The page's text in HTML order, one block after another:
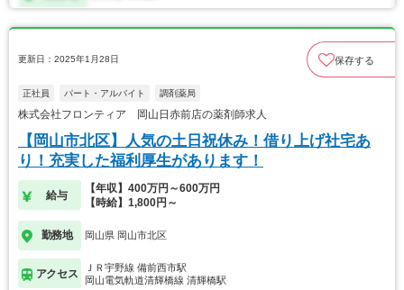
更新日：2025年1月28日 保存する
正社員 パート・アルバイト 調剤薬局
株式会社フロンティア 岡山日赤前店の薬剤師求人
【岡山市北区】人気の土日祝休み！借り上げ社宅あ
り！充実した福利厚生があります！
給与
【年収】400万円～600万円
【時給】1,800円～
勤務地 岡山県 岡山市北区
アクセス
ＪＲ宇野線 備前西市駅
岡山電気軌道清輝橋線 清輝橋駅